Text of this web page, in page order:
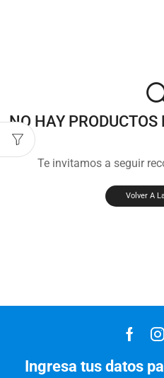
NO HAY PRODUCTOS
Te invitamos a seguir
Volver A
Ingresa tus datos